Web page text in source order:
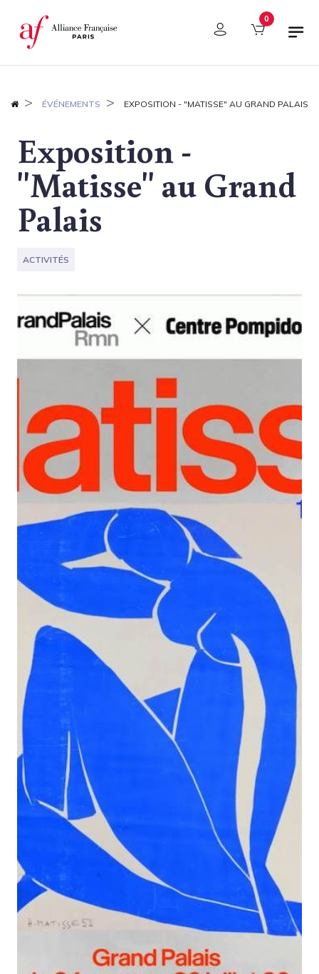
Panneau de gestion des cookies 0
ÉVÉNEMENTS EXPOSITION - "MATISSE" AU GRAND PALAIS
Exposition -
"Matisse" au Grand
Palais
ACTIVITÉS